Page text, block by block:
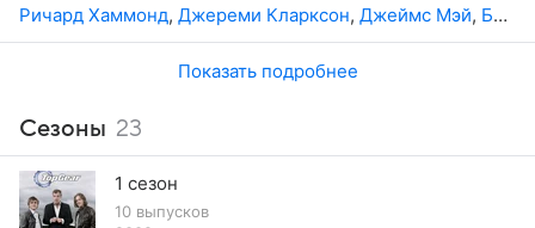
Ричард Хаммонд, Джереми Кларксон, Джеймс Мэй, Бен Коллинз
Показать подробнее
Сезоны 23
1 сезон
10 выпусков